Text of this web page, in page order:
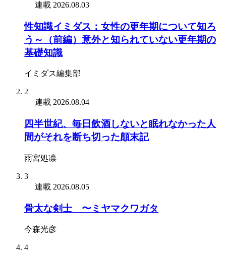
連載 2026.08.03
性知識イミダス：女性の更年期について知ろ
う～（前編）意外と知られていない更年期の
基礎知識
イミダス編集部
2
連載 2026.08.04
四半世紀、毎日飲酒しないと眠れなかった人
間がそれを断ち切った顛末記
雨宮処凛
3
連載 2026.08.05
骨太な剣士 〜ミヤマクワガタ
今森光彦
4